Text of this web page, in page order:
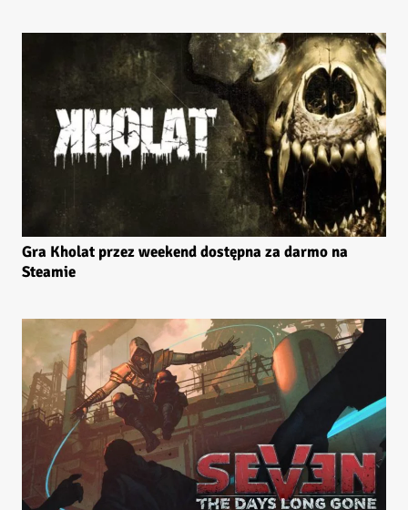
Gra Kholat przez weekend dostępna za darmo na
Steamie